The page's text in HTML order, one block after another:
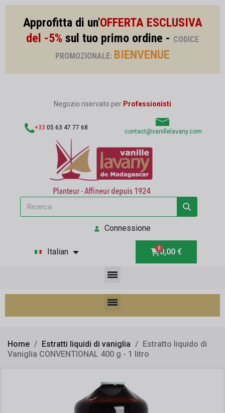
Approfitta di un'OFFERTA ESCLUSIVA
del -5% sul tuo primo ordine - CODICE
PROMOZIONALE: BIENVENUE
Negozio riservato per Professionisti
+33 05 63 47 77 68
contact@vanillelavany.com
Connessione
Italian 0,00 €
Home Estratti liquidi di vaniglia
Estratto liquido di
Vaniglia CONVENTIONAL 400 g - 1 litro